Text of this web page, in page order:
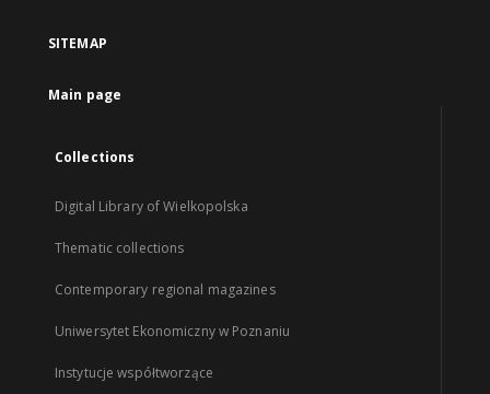
SITEMAP
Main page
Collections
Digital Library of Wielkopolska
Thematic collections
Contemporary regional magazines
Uniwersytet Ekonomiczny w Poznaniu
Instytucje współtworzące